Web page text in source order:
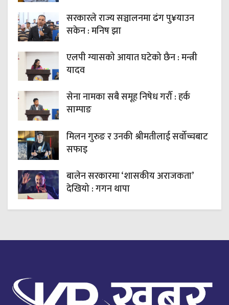
सरकारले राज्य सञ्चालनमा ढंग पु¥याउन
सकेन : मनिष झा
एलपी ग्यासको आयात घटेको छैन : मन्त्री
यादव
सेना नामका सबै समूह निषेध गरौँ : हर्क
साम्पाङ
मिलन गुरुङ र उनकी श्रीमतीलाई सर्वोच्चबाट
सफाइ
बालेन सरकारमा ‘शासकीय अराजकता’
देखियो : गगन थापा